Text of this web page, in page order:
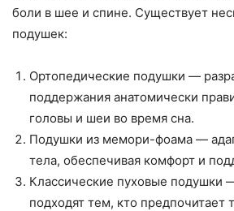
боли в шее и спине. Существует
подушек:
Ортопедические подушки —
поддержания анатомически
головы и шеи во время сна.
Подушки из мемори-фоама —
тела, обеспечивая комфорт и
Классические пуховые подушки
подходят тем, кто предпочитает